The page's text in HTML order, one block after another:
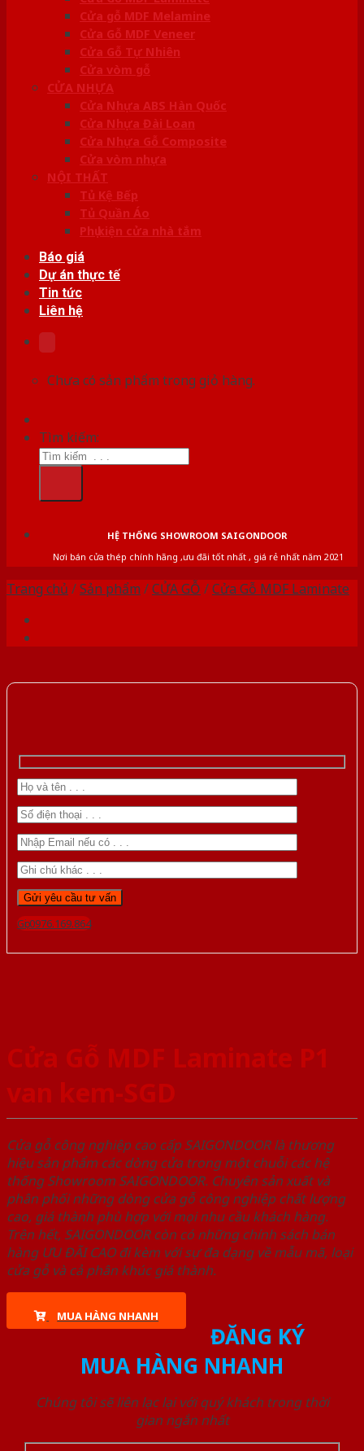
Cửa gỗ MDF Melamine
Cửa Gỗ MDF Veneer
Cửa Gỗ Tự Nhiên
Cửa vòm gỗ
CỬA NHỰA
Cửa Nhựa ABS Hàn Quốc
Cửa Nhựa Đài Loan
Cửa Nhựa Gỗ Composite
Cửa vòm nhựa
NỘI THẤT
Tủ Kệ Bếp
Tủ Quần Áo
Phụ kiện cửa nhà tắm
Báo giá
Dự án thực tế
Tin tức
Liên hệ
Chưa có sản phẩm trong giỏ hàng.
Tìm kiếm:
HỆ THỐNG SHOWROOM SAIGONDOOR
Nơi bán cửa thép chính hãng ,ưu đãi tốt nhất , giá rẻ nhất năm 2021
Trang chủ /Sản phẩm /CỬA GỖ /Cửa Gỗ MDF Laminate
Gọi 0976.169.864
Cửa Gỗ MDF Laminate P1
van kem-SGD
Cửa gỗ công nghiệp cao cấp SAIGONDOOR là thương
hiệu sản phẩm các dòng cửa trong một chuỗi các hệ
thống Showroom SAIGONDOOR. Chuyên sản xuất và
phân phối những dòng cửa gỗ công nghiệp chất lượng
cao, giá thành phù hợp với mọi nhu cầu khách hàng.
Trên hết, SAIGONDOOR còn có những chính sách bán
hàng ƯU ĐÃI CAO đi kèm với sự đa dạng về mẫu mã, loại
cửa gỗ và cả phân khúc giá thành.
MUA HÀNG NHANH
ĐĂNG KÝ
MUA HÀNG NHANH
Chúng tôi sẽ liên lạc lại với quý khách trong thời
gian ngắn nhất